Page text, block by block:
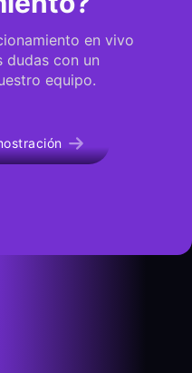
en vivo
dudas con un
equipo.